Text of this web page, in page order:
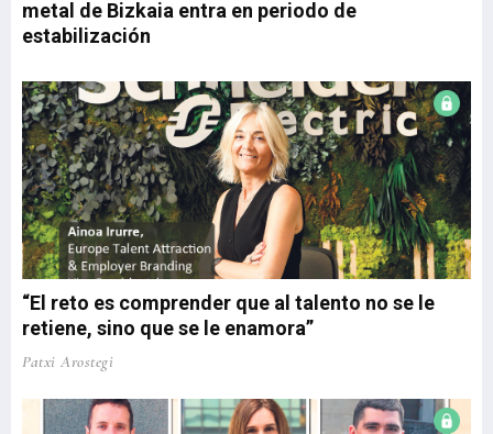
metal de Bizkaia entra en periodo de
estabilización
“El reto es comprender que al talento no se le
retiene, sino que se le enamora”
Patxi Arostegi